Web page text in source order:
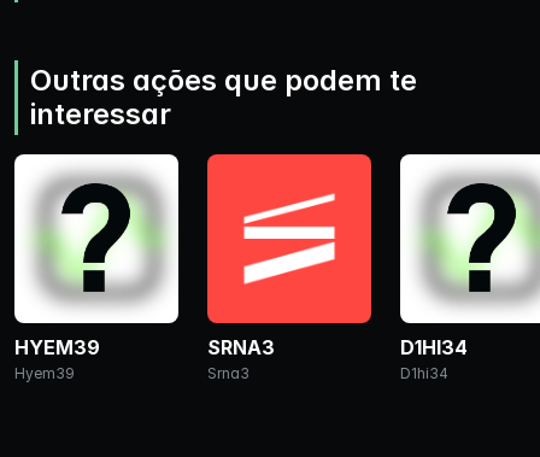
Outras ações que podem te
interessar
HYEM39
Hyem39
SRNA3
Srna3
D1HI34
D1hi34